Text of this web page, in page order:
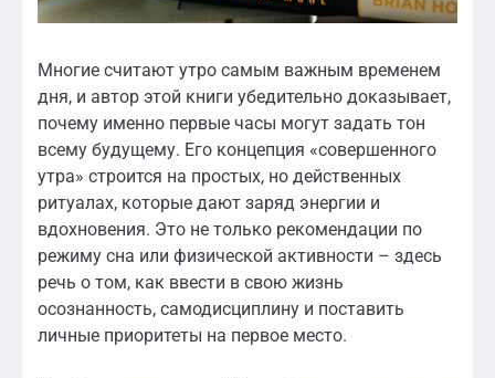
Многие считают утро самым важным временем
дня, и автор этой книги убедительно доказывает,
почему именно первые часы могут задать тон
всему будущему. Его концепция «совершенного
утра» строится на простых, но действенных
ритуалах, которые дают заряд энергии и
вдохновения. Это не только рекомендации по
режиму сна или физической активности – здесь
речь о том, как ввести в свою жизнь
осознанность, самодисциплину и поставить
личные приоритеты на первое место.